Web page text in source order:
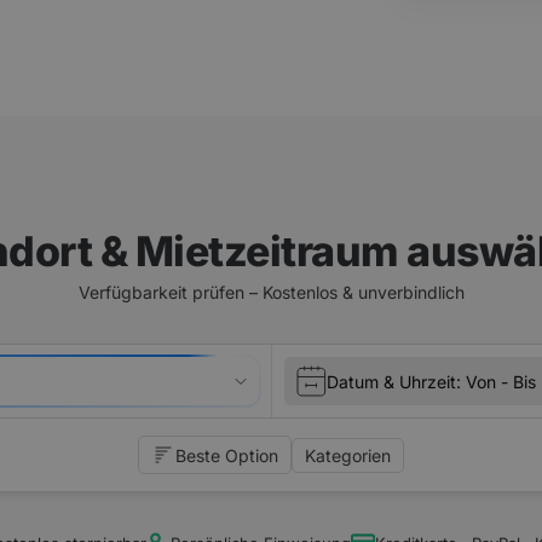
& Mietzeitraum
Verfügbarkeit prüfen –Kostenlos & unverbindlich